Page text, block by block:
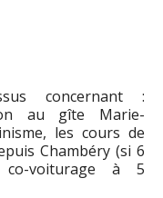
concernant :
au gîte Marie-
les cours de
Chambéry (si 6
voiturage à 5